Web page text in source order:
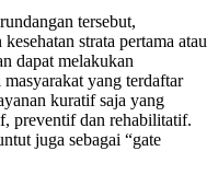
tersebut,
strata pertama atau
dapat melakukan
yang terdaftar
kuratif saja yang
preventif dan rehabilitatif.
juga sebagai “gate